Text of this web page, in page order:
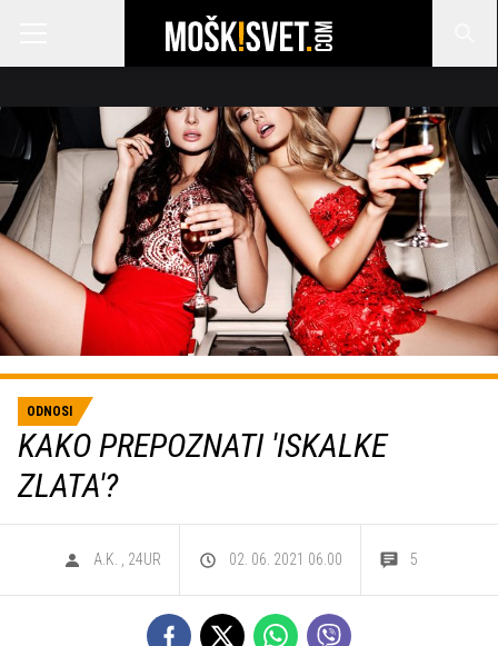
ODNOSI
KAKO PREPOZNATI 'ISKALKE
ZLATA'?
A.K. 24UR 02. 06. 2021 06.00 5